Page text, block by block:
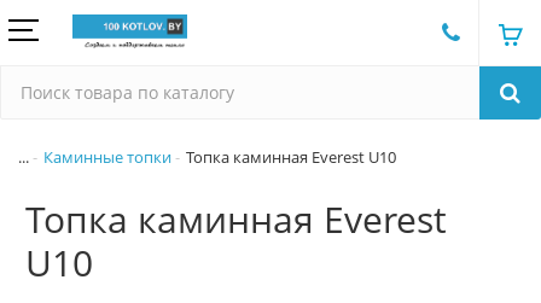
... Каминные топки Топка каминная Everest U10
Топка каминная Everest
U10